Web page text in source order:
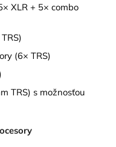
XLR + 5× combo
(6× TRS)
TRS) s možnosťou